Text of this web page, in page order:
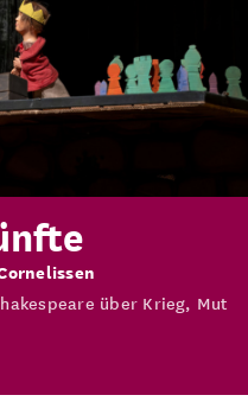
über Krieg, Mut